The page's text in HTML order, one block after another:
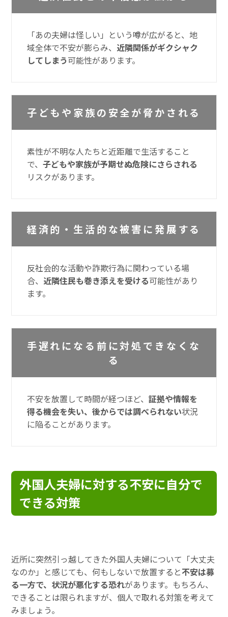
「あの夫婦は怪しい」という噂が広がると、地
域全体で不安が膨らみ、 近隣関係がギクシャク
してしまう可能性があります。
子どもや家族の安全が脅かされる
素性が不明な人たちと近距離で生活すること
で、子どもや家族が予期せぬ危険にさらされる
リスクがあります。
経済的・生活的な被害に発展する
反社会的な活動や詐欺行為に関わっている場
合、 近隣住民も巻き添えを受ける可能性があり
ます。
手遅れになる前に対処できなくな
る
不安を放置して時間が経つほど、証拠や情報を
得る機会を失い、後からでは調べられない状況
に陥ることがあります。
外国人夫婦に対する不安に自分で
できる対策
近所に突然引っ越してきた外国人夫婦について「大丈夫
なのか」と感じても、何もしないで放置すると不安は募
る一方で、状況が悪化する恐れがあります。もちろん、
できることは限られますが、個人で取れる対策を考えて
みましょう。